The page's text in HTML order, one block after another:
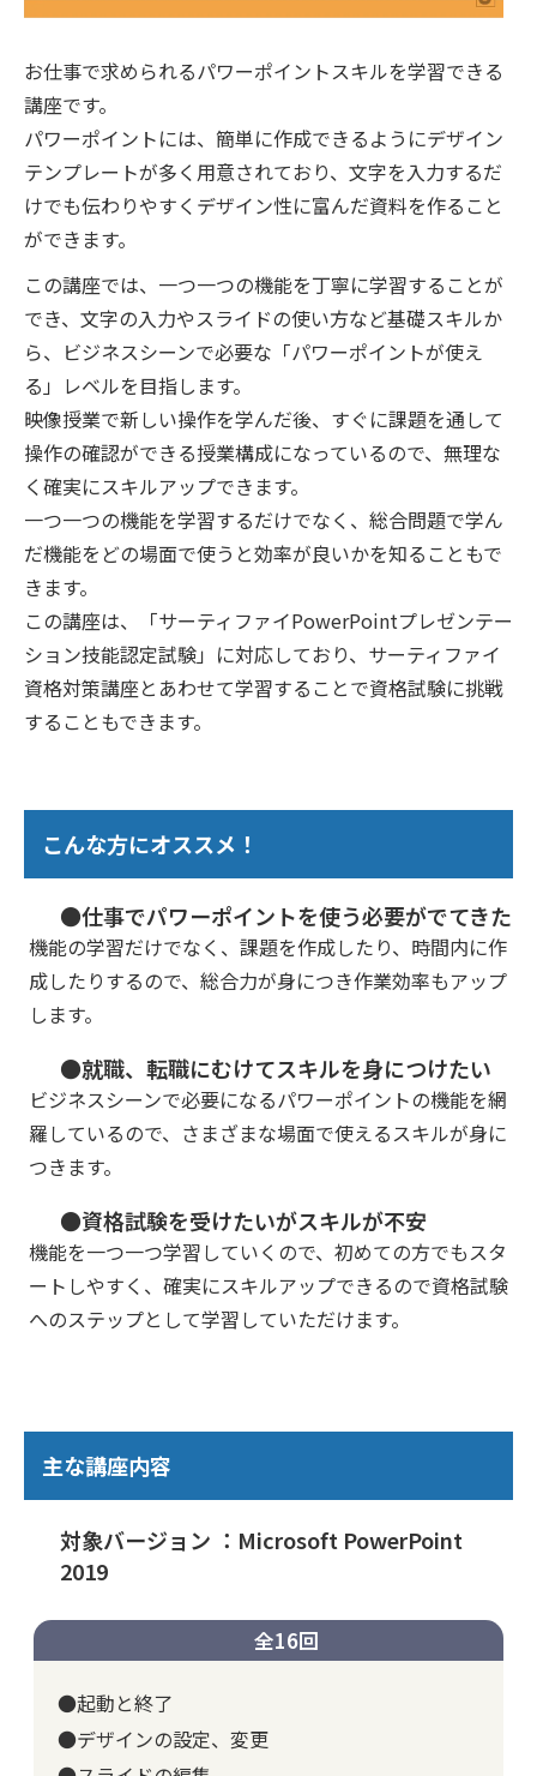
お仕事で求められるパワーポイントスキルを学習できる
講座です。
パワーポイントには、簡単に作成できるようにデザイン
テンプレートが多く用意されており、文字を入力するだ
けでも伝わりやすくデザイン性に富んだ資料を作ること
ができます。
この講座では、一つ一つの機能を丁寧に学習することが
でき、文字の入力やスライドの使い方など基礎スキルか
ら、ビジネスシーンで必要な「パワーポイントが使え
る」レベルを目指します。
映像授業で新しい操作を学んだ後、すぐに課題を通して
操作の確認ができる授業構成になっているので、無理な
く確実にスキルアップできます。
一つ一つの機能を学習するだけでなく、総合問題で学ん
だ機能をどの場面で使うと効率が良いかを知ることもで
きます。
この講座は、「サーティファイPowerPointプレゼンテー
ション技能認定試験」に対応しており、サーティファイ
資格対策講座とあわせて学習することで資格試験に挑戦
することもできます。
こんな方にオススメ！
●仕事でパワーポイントを使う必要がでてきた
機能の学習だけでなく、課題を作成したり、時間内に作
成したりするので、総合力が身につき作業効率もアップ
します。
●就職、転職にむけてスキルを身につけたい
ビジネスシーンで必要になるパワーポイントの機能を網
羅しているので、さまざまな場面で使えるスキルが身に
つきます。
●資格試験を受けたいがスキルが不安
機能を一つ一つ学習していくので、初めての方でもスタ
ートしやすく、確実にスキルアップできるので資格試験
へのステップとして学習していただけます。
主な講座内容
対象バージョン ：Microsoft PowerPoint
2019
全16回
●起動と終了
●デザインの設定、変更